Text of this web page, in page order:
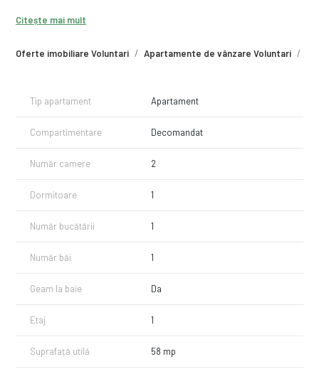
Oferte imobiliare Voluntari Apartamente de vânzare Voluntari
prin pardoseala, cu centrala termica pe gaz.
La prețul afișat se adaugă TVA.
Citește mai mult
Tip apartament Apartament
Compartimentare Decomandat
Număr camere 2
Dormitoare 1
Număr bucătării 1
Număr băi 1
Geam la baie Da
Etaj 1
Suprafață utilă 58 mp